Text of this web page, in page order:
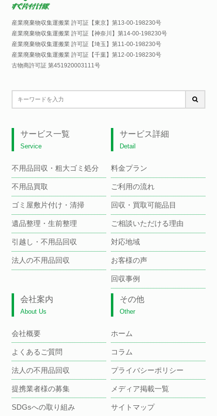
産業廃棄物収集運搬業 許可証【東京】 第13-00-198230号
産業廃棄物収集運搬業 許可証【神奈川】 第14-00-198230号
産業廃棄物収集運搬業 許可証【埼玉】 第11-00-198230号
産業廃棄物収集運搬業 許可証【千葉】 第12-00-198230号
古物商許可証 第451920003111号
サービス一覧
Service
不用品回収・粗大ゴミ処分
不用品買取
ゴミ屋敷片付け・清掃
遺品整理・生前整理
引越し・不用品回収
法人の不用品回収
サービス詳細
Detail
料金プラン
ご利用の流れ
回収・買取可能品目
ご相談いただける理由
対応地域
お客様の声
回収事例
会社案内
About Us
会社概要
よくあるご質問
法人の不用品回収
提携業者様の募集
SDGsへの取り組み
その他
Other
ホーム
コラム
プライバシーポリシー
メディア掲載一覧
サイトマップ